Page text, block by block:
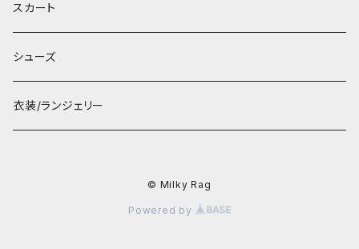
スカート
シューズ
衣装/ランジェリー
© Milky Rag
Powered by